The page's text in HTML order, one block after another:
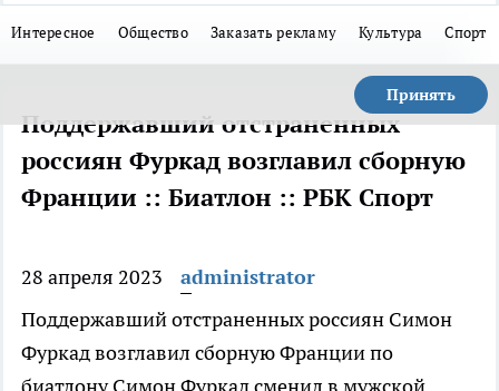
Интересное Общество Заказать рекламу Культура Спорт
Принять
Поддержавший отстраненных
россиян Фуркад возглавил сборную
Франции :: Биатлон :: РБК Спорт
28 апреля 2023
administrator
Поддержавший отстраненных россиян Симон
Фуркад возглавил сборную Франции по